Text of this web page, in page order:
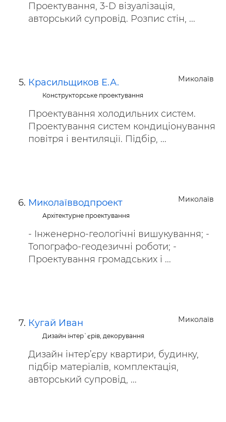
Проектування, 3-D візуалізація,
авторський супровід. Розпис стін, ...
Миколаїв
Красильщиков Е.А.
Конструкторське проектування
Проектування холодильних систем.
Проектування систем кондиціонування
повітря і вентиляції. Підбір, ...
Миколаїв
Миколаївводпроект
Архітектурне проектування
- Інженерно-геологічні вишукування; -
Топографо-геодезичні роботи; -
Проектування громадських і ...
Миколаїв
Кугай Иван
Дизайн інтер`єрів, декорування
Дизайн інтер’єру квартири, будинку,
підбір матеріалів, комплектація,
авторський супровід, ...